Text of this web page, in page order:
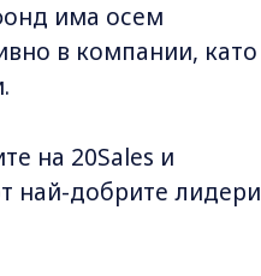
има осем
в компании, като
на 20Sales и
най-добрите лидери